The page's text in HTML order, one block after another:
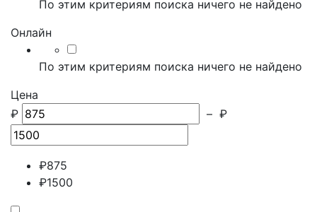
По этим критериям поиска ничего не найдено
Онлайн
По этим критериям поиска ничего не найдено
Цена
₽
– ₽
₽875
₽1500